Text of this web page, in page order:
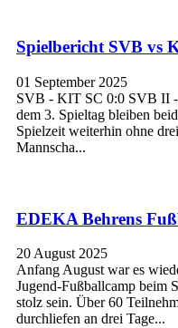
Spielbericht SVB vs
01 September 2025
SVB - KIT SC 0:0 SVB II
dem 3. Spieltag bleiben
Spielzeit weiterhin ohne
Mannscha...
EDEKA Behrens
20 August 2025
Anfang August war es
Jugend-Fußballcamp beim
stolz sein. Über 60
durchliefen an drei Tage...